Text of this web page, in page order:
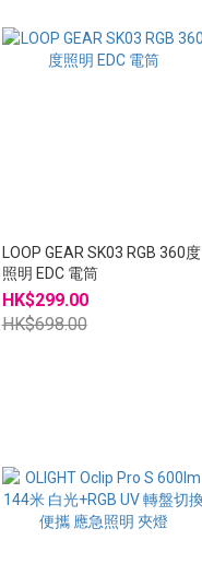
LOOP GEAR SK03 RGB 360度
照明 EDC 電筒
HK$299.00
HK$698.00